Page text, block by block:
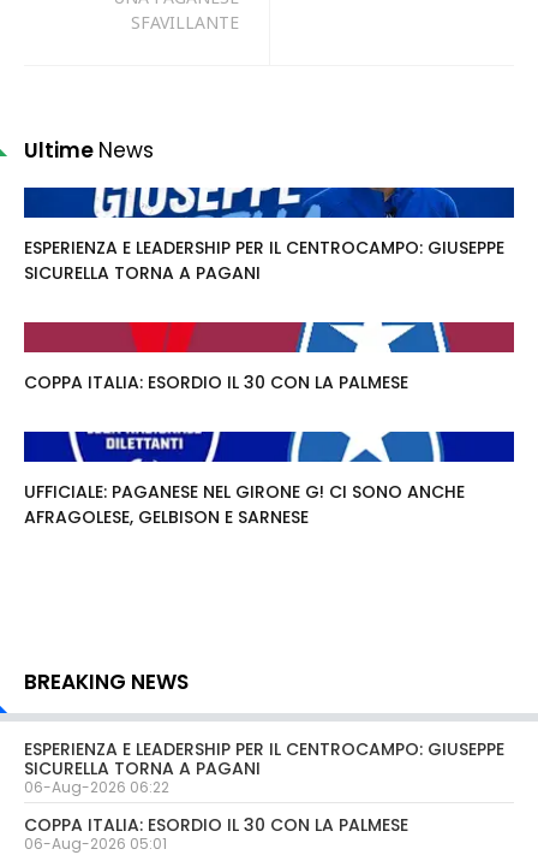
SFAVILLANTE
Ultime News
ESPERIENZA E LEADERSHIP PER IL CENTROCAMPO: GIUSEPPE
SICURELLA TORNA A PAGANI
COPPA ITALIA: ESORDIO IL 30 CON LA PALMESE
UFFICIALE: PAGANESE NEL GIRONE G! CI SONO ANCHE
AFRAGOLESE, GELBISON E SARNESE
BREAKING NEWS
ESPERIENZA E LEADERSHIP PER IL CENTROCAMPO: GIUSEPPE
SICURELLA TORNA A PAGANI
06-Aug-2026 06:22
COPPA ITALIA: ESORDIO IL 30 CON LA PALMESE
06-Aug-2026 05:01